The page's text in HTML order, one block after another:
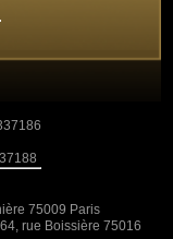
75009 Paris
64, rue Boissière 75016